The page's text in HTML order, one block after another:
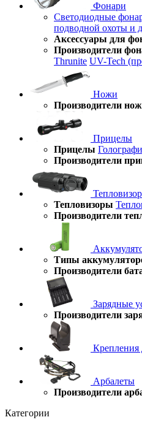
Фонари
Светодиодные
подводной охоты и
Аксессуары для
Производители
Thrunite UV-Tech
Ножи
Производители
Прицелы
Прицелы
Производители
Тепловизоры
Производители
Типы
Производители
Зарядные
Производители
Крепления
Арбалеты
Производители
Категории